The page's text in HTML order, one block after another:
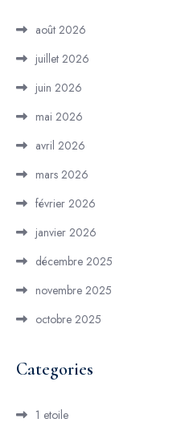
août 2026
juillet 2026
juin 2026
mai 2026
avril 2026
mars 2026
février 2026
janvier 2026
décembre 2025
novembre 2025
octobre 2025
Categories
1 etoile